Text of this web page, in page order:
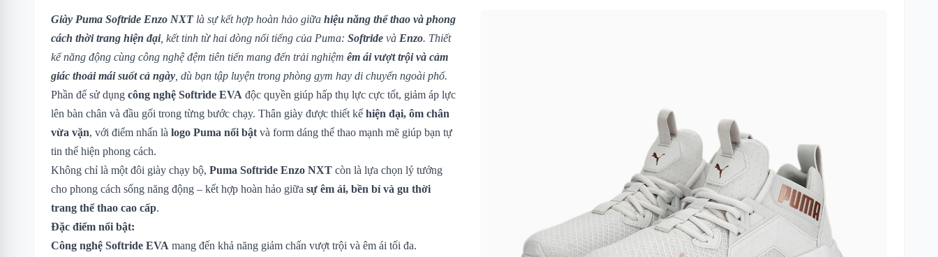
Giày Puma Softride Enzo NXTlà sự kết hợp hoàn hảo giữa hiệu năng thể thao và phong
cách thời trang hiện đại, kết tinh từ hai dòng nổi tiếng của Puma: Softride và Enzo. Thiết
kế năng động cùng công nghệ đệm tiên tiến mang đến trải nghiệm êm ái vượt trội và cảm
giác thoải mái suốt cả ngày , dù bạn tập luyện trong phòng gym hay di chuyển ngoài phố.
Phần đế sử dụng công nghệ Softride EVA độc quyền giúp hấp thụ lực cực tốt, giảm áp lực
lên bàn chân và đầu gối trong từng bước chạy. Thân giày được thiết kế hiện đại, ôm chân
vừa vặn, với điểm nhấn là logo Puma nổi bật và form dáng thể thao mạnh mẽ giúp bạn tự
tin thể hiện phong cách.
Không chỉ là một đôi giày chạy bộ, Puma Softride Enzo NXT còn là lựa chọn lý tưởng
cho phong cách sống năng động – kết hợp hoàn hảo giữa sự êm ái, bền bỉ và gu thời
trang thể thao cao cấp.
Đặc điểm nổi bật:
Công nghệ Softride EVA mang đến khả năng giảm chấn vượt trội và êm ái tối đa.